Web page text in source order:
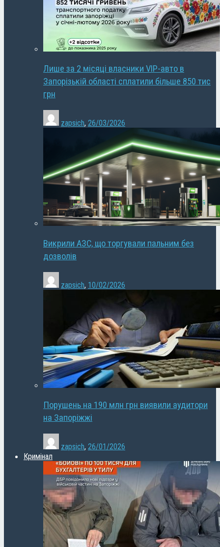
Лише за 2 місяці власники VIP-авто в
Запорізькій області сплатили більше 850 тис
грн
zapsich, 26/03/2026
Викрили АЗС, що торгували пальним без
дозволів
zapsich, 10/02/2026
Порушень на 190 млн грн виявили аудитори
на Запоріжжі
zapsich, 26/01/2026
Кримінал